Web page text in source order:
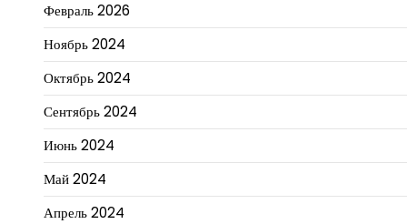
Февраль 2026
Ноябрь 2024
Октябрь 2024
Сентябрь 2024
Июнь 2024
Май 2024
Апрель 2024